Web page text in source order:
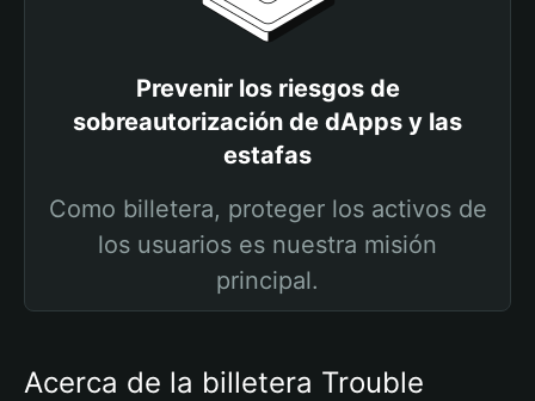
Prevenir los riesgos de
sobreautorización de dApps y las
estafas
Como billetera, proteger los activos de
los usuarios es nuestra misión
principal.
Acerca de la billetera Trouble